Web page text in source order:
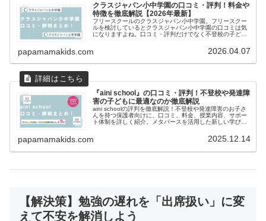
クラスジャパン小中学園の口コミ・評判！料金や
特徴を徹底解説【2026年最新】
フリースクールのクラスジャパン小中学園。フリースクー
ルを検討しているとクラスジャパン小中学園の口コミは気
になりますよね。口コミ・評判だけでなく不登校の子ども
で、保護者の疑問を徹底解説。無料体験や資料請求の方法
もご紹介し、安心して利用できるか解説します。
papamamakids.com 2026.04.07
『aini school』の口コミ・評判！不登校や発達障
害の子どもに最適なのか徹底解説
aini schoolの評判を徹底解説！不登校や発達障害のお子さ
んを持つ保護者向けに、口コミ、料金、授業内容、サポー
ト体制を詳しく紹介。メタバースを活用した新しい学びの
比較まで網羅し、本当に合うか検討できる記事です。
papamamakids.com 2025.12.14
【解決策】勉強の遅れを「出席扱い」に変
えて不安を解消しよう